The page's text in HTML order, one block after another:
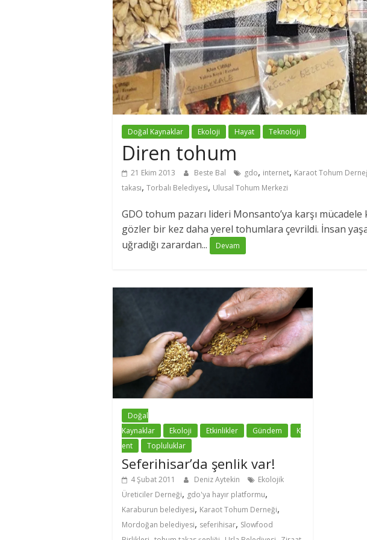
Doğal Kaynaklar Ekoloji Hayat Teknoloji
Diren tohum
21 Ekim 2013 Beste Bal gdo, internet, Karaot Tohum
takası, Torbalı Belediyesi, Ulusal Tohum Merkezi
GDO tohum pazarı lideri Monsanto’ya karşı
gözler bir kez daha yerel tohumlara çevrildi. İnsan
uğradığı zarardan...
Devam
Doğal
Kaynaklar
Ekoloji Etkinlikler Gündem
K
ent
Topluluklar
Seferihisar’da şenlik var!
4 Şubat 2011 Deniz Aytekin
Ekolojik
Üreticiler Derneği, gdo'ya hayır platformu,
Karaburun belediyesi, Karaot Tohum Derneği,
Mordoğan belediyesi, seferihisar, Slowfood